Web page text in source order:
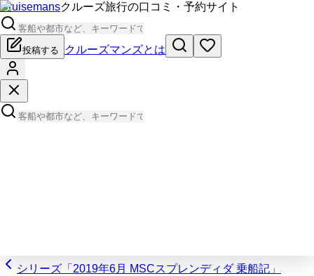
Cruisemansクルーズ旅行の口コミ・予約サイト
投稿する クルーズマンズとは
シリーズ「2019年6月 MSCスプレンディダ 乗船記」